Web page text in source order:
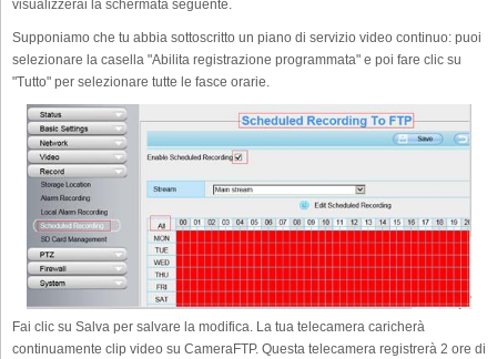
visualizzerai la schermata seguente.
Supponiamo che tu abbia sottoscritto un piano di servizio video continuo: puoi
selezionare la casella "Abilita registrazione programmata" e poi fare clic su
"Tutto" per selezionare tutte le fasce orarie.
Fai clic su Salva per salvare la modifica. La tua telecamera caricherà
continuamente clip video su CameraFTP. Questa telecamera registrerà 2 ore di